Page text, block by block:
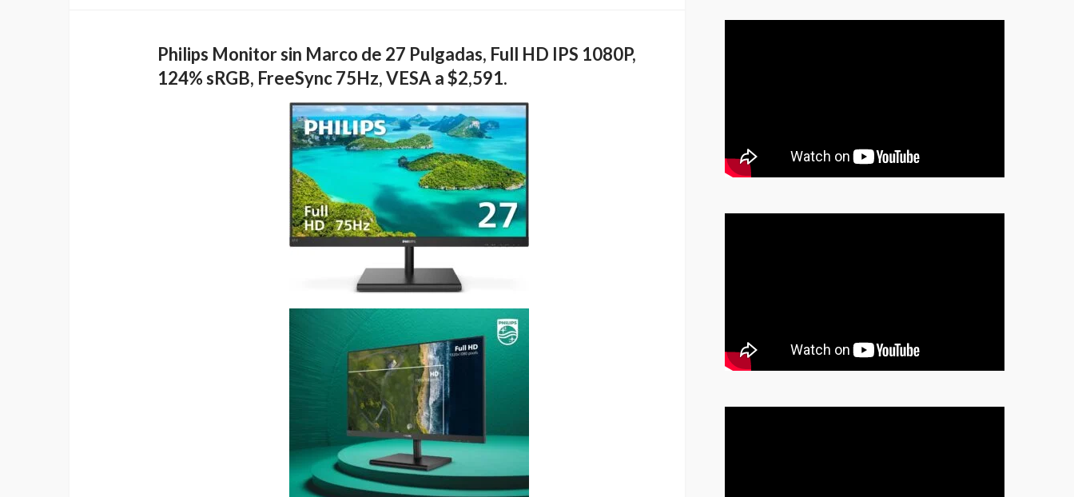
Philips Monitor sin Marco de 27 Pulgadas, Full HD IPS 1080P,
124% sRGB, FreeSync 75Hz, VESA a $2,591.